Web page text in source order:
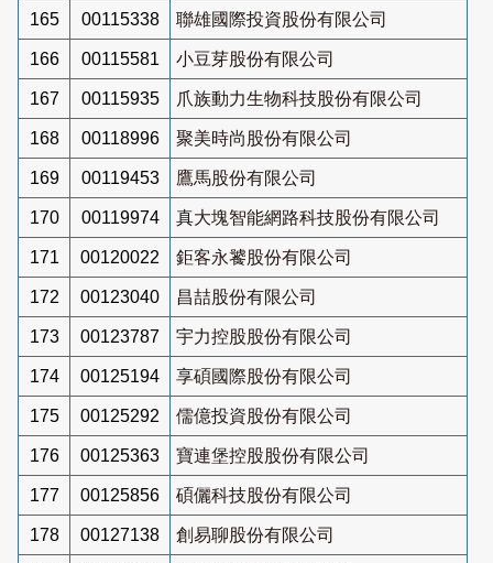
165 00115338 聯雄國際投資股份有限公司
166 00115581 小豆芽股份有限公司
167 00115935 爪族動力生物科技股份有限公司
168 00118996 聚美時尚股份有限公司
169 00119453 鷹馬股份有限公司
170 00119974 真大塊智能網路科技股份有限公司
171 00120022 鉅客永饕股份有限公司
172 00123040 昌喆股份有限公司
173 00123787 宇力控股股份有限公司
174 00125194 享碩國際股份有限公司
175 00125292 儒億投資股份有限公司
176 00125363 寶連堡控股股份有限公司
177 00125856 碩儷科技股份有限公司
178 00127138 創易聊股份有限公司